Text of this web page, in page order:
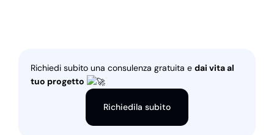
Richiedi subito una consulenza gratuita e dai vita al
tuo progetto
Richiedila subito